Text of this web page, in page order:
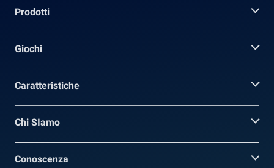
Prodotti
Giochi
Caratteristiche
Chi SIamo
Conoscenza